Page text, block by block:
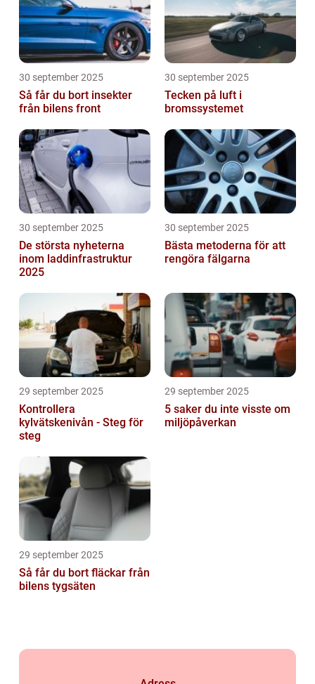
30 september 2025
Så får du bort insekter
från bilens front
30 september 2025
Tecken på luft i
bromssystemet
30 september 2025
De största nyheterna
inom laddinfrastruktur
2025
30 september 2025
Bästa metoderna för att
rengöra fälgarna
29 september 2025
Kontrollera
kylvätskenivån - Steg för
steg
29 september 2025
5 saker du inte visste om
miljöpåverkan
29 september 2025
Så får du bort fläckar från
bilens tygsäten